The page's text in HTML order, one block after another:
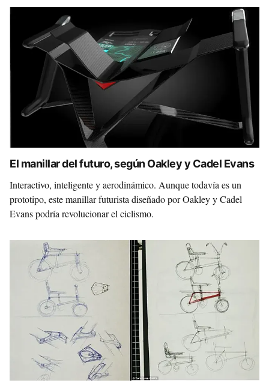
El manillar del futuro, según Oakley y Cadel Evans
Interactivo, inteligente y aerodinámico. Aunque todavía es un
prototipo, este manillar futurista diseñado por Oakley y Cadel
Evans podría revolucionar el ciclismo.